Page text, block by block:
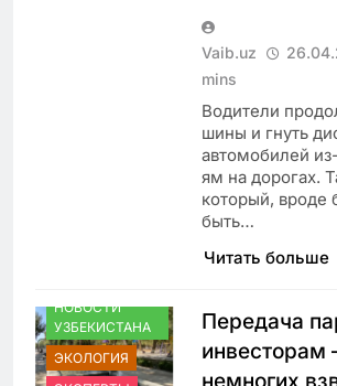
Vaib.uz
mins
Водители
шины и гнуть
автомобилей
ям на дорогах.
который, вроде
быть…
Читать больше
НОВОСТИ
УЗБЕКИСТАНА
ЭКОЛОГИЯ
Передача
инвесторам